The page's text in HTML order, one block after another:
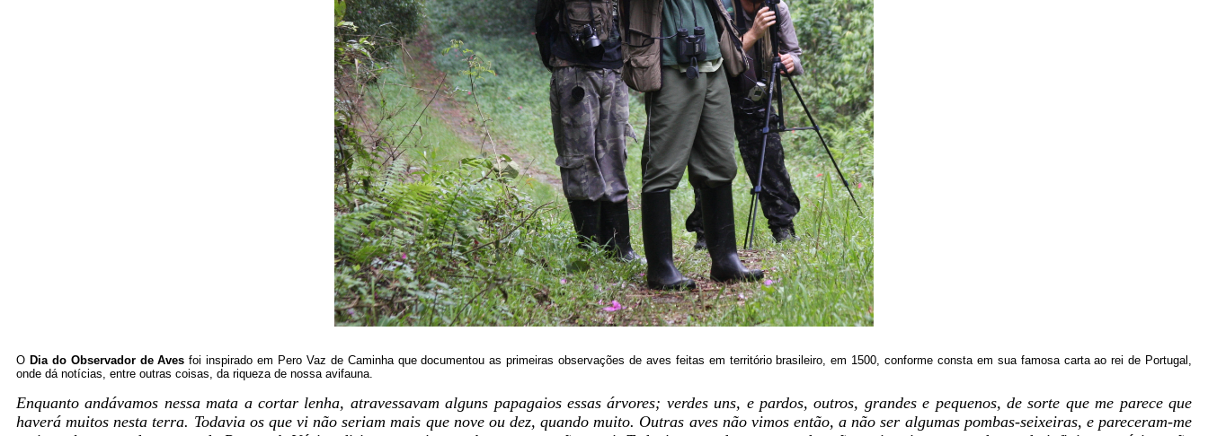
O Dia do Observador de Aves foi inspiradoem Pero Vaz de Caminha que documentou as primeiras observações de aves feitas em território brasileiro, em 1500, conforme consta em sua famosa carta ao rei de Portugal,
onde dá notícias, entre outras coisas, da riqueza de nossa avifauna.
Enquanto andávamos nessa mata a cortar lenha, atravessavam alguns papagaios essas árvores; verdes uns, e pardos, outros, grandes e pequenos, de sorte que me parece que
haverá muitos nesta terra. Todavia os que vi não seriam mais que nove ou dez, quando muito. Outras aves não vimos então, a não ser algumas pombas-seixeiras, e pareceram-me